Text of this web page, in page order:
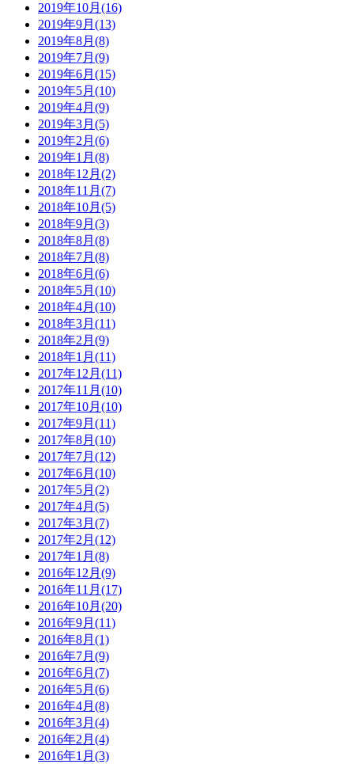
2019年10月(16)
2019年9月(13)
2019年8月(8)
2019年7月(9)
2019年6月(15)
2019年5月(10)
2019年4月(9)
2019年3月(5)
2019年2月(6)
2019年1月(8)
2018年12月(2)
2018年11月(7)
2018年10月(5)
2018年9月(3)
2018年8月(8)
2018年7月(8)
2018年6月(6)
2018年5月(10)
2018年4月(10)
2018年3月(11)
2018年2月(9)
2018年1月(11)
2017年12月(11)
2017年11月(10)
2017年10月(10)
2017年9月(11)
2017年8月(10)
2017年7月(12)
2017年6月(10)
2017年5月(2)
2017年4月(5)
2017年3月(7)
2017年2月(12)
2017年1月(8)
2016年12月(9)
2016年11月(17)
2016年10月(20)
2016年9月(11)
2016年8月(1)
2016年7月(9)
2016年6月(7)
2016年5月(6)
2016年4月(8)
2016年3月(4)
2016年2月(4)
2016年1月(3)